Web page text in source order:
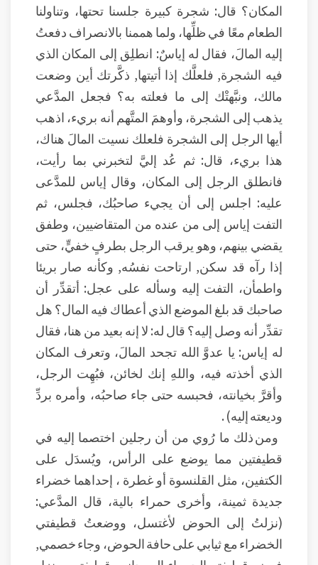
المكان؟ قال: شجرة كبيرة جلسنا تحتها، وتناولنا
الطعام معًا في ظلِّها، ولما هممنا بالانصراف دفعتُ
إليه المالَ، فقال له إياسٌ: انطلِق إلى المكان الذي
فيه الشجرة, فلعلَّك إذا أتيتها, ذكَّرتك أين وضعت
مالك، ونبَّهتْك إلى ما فعلته به؟ فجعل المدَّعي
يذهب إلى الشجرة، وأوهمَ المتَّهم أنه بريء، اذهب
أيها الرجل إلى الشجرة فلعلك نسيت المالَ هناك،
هذا بريء، قال: ثم عُد إليَّ لتخبرني بما رأيت،
فانطلق الرجل إلى المكان، وقال إياس للمدَّعى
عليه: اجلس إلى أن يجيء صاحبُك، فجلس، ثم
التفت إياس إلى من عنده من المتقاضيين، وطفق
يقضي بينهم، وهو يرقب الرجل بطرفٍ خفيٍّ، حتى
إذا رآه قد سكن, ارتاحت نفسُه, وكأنه صار بريئا
واطمأن، التفت إليه وسأله على عجل: أتقدِّر أن
صاحبك قد بلغ الموضع الذي أعطاك فيه المال؟ هل
تقدِّر أنه وصل إليه؟ قال له: لا إنه بعيد من هنا، فقال
له إياس: يا عدوَّ الله تجحد المالَ، وتعرف المكان
الذي أخذته فيه، واللهِ إنك لخائن، فبُهِت الرجل،
وأقرَّ بخيانته، فحبسه حتى جاء صاحبُه، وأمره بردِّ
وديعته إليه) .
ومن ذلك ما رُوي من أن رجلين اختصما إليه في
قطيفتين مما يوضع على الرأس، ويُسدَل على
الكتفين، مثل القلنسوة أو غطرة ، إحداهما خضراء
جديدة ثمينة، وأخرى حمراء بالية، قال المدَّعي:
(نزلتُ إلى الحوض لأغتسل، ووضعتُ قطيفتي
الخضراء مع ثيابي على حافة الحوض، وجاء خصمي,